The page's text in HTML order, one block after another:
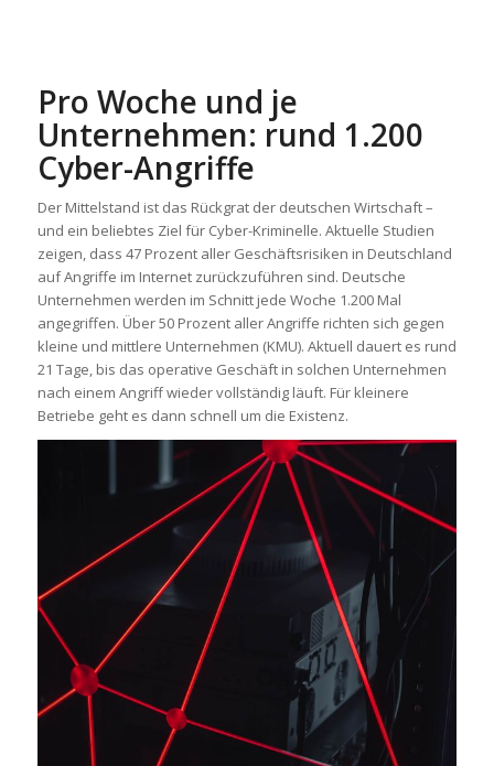
Pro Woche und je
Unternehmen: rund 1.200
Cyber-Angriffe
Der Mittelstand ist das Rückgrat der deutschen Wirtschaft –
und ein beliebtes Ziel für Cyber-Kriminelle. Aktuelle Studien
zeigen, dass 47 Prozent aller Geschäftsrisiken in Deutschland
auf Angriffe im Internet zurückzuführen sind. Deutsche
Unternehmen werden im Schnitt jede Woche 1.200 Mal
angegriffen. Über 50 Prozent aller Angriffe richten sich gegen
kleine und mittlere Unternehmen (KMU). Aktuell dauert es rund
21 Tage, bis das operative Geschäft in solchen Unternehmen
nach einem Angriff wieder vollständig läuft. Für kleinere
Betriebe geht es dann schnell um die Existenz.